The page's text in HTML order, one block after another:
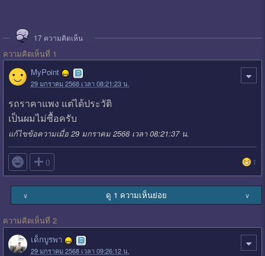
17 ความคิดเห็น
ความคิดเห็นที่ 1
MyPoint
29 มกราคม 2568 เวลา 08:21:23 น.
รถราคาแพง แต่ได้ประวัติ
เป็นผมไม่ซื้อครับ
แก้ไขข้อความเมื่อ 29 มกราคม 2568 เวลา 08:21:37 น.
 0 1
∨ ดู 1 ความเห็นย่อย ∨
ความคิดเห็นที่ 2
เด็กบูรพา
29 มกราคม 2568 เวลา 09:26:12 น.